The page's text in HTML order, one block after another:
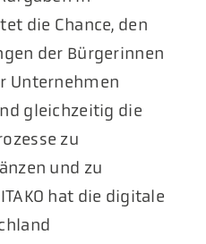
die Chance, den
der Bürgerinnen
Unternehmen
gleichzeitig die
zu
und zu
hat die digitale